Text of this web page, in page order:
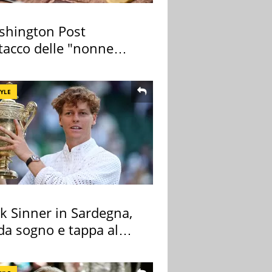
Post
delle "nonne
Sinner in Sardegna,
sogno e tappa al